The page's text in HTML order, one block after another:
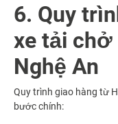
6. Quy
xe tải chở
Nghệ An
Quy trình giao hàng từ
bước chính: